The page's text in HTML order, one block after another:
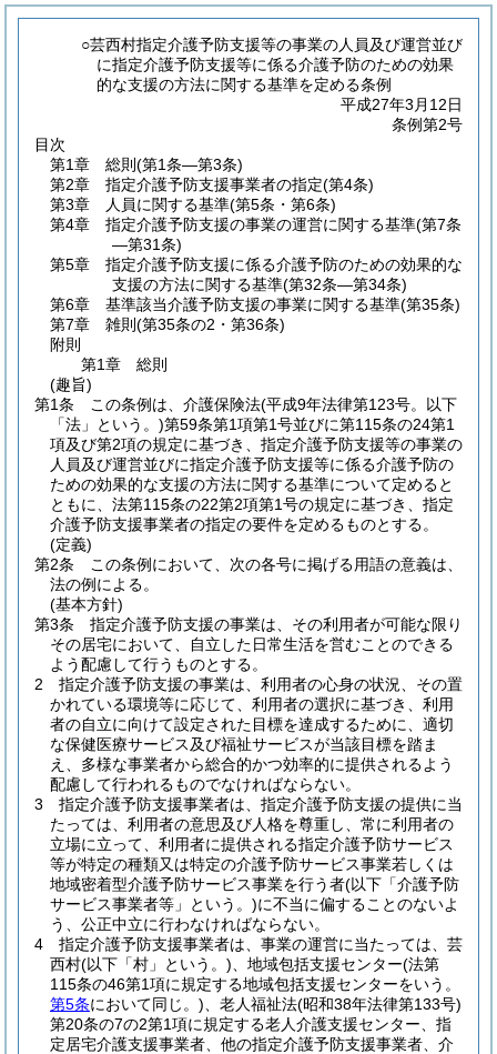
○芸西村指定介護予防支援等の事業の人員及び運営並び
に指定介護予防支援等に係る介護予防のための効果
的な支援の方法に関する基準を定める条例
平成27年3月12日
条例第2号
目次
第1章
総則 (第1条―第3条)
第2章
指定介護予防支援事業者の指定(第4条)
第3章
人員に関する基準(第5条・第6条)
第4章
指定介護予防支援の事業の運営に関する基準(第7条
―第31条)
第5章
指定介護予防支援に係る介護予防のための効果的な
支援の方法に関する基準(第32条―第34条)
第6章
基準該当介護予防支援の事業に関する基準(第35条)
第7章
雑則 (第35条の2・第36条)
附則
第1章
総則
(趣旨)
第1条
この条例は、介護保険法(平成9年法律第123号。以下
「法」という。)第59条第1項第1号並びに第115条の24第1
項及び第2項の規定に基づき、指定介護予防支援等の事業の
人員及び運営並びに指定介護予防支援等に係る介護予防の
ための効果的な支援の方法に関する基準について定めると
ともに、法第115条の22第2項第1号の規定に基づき、指定
介護予防支援事業者の指定の要件を定めるものとする。
(定義)
第2条
この条例において、次の各号に掲げる用語の意義は、
法の例による。
(基本方針)
第3条
指定介護予防支援の事業は、その利用者が可能な限り
その居宅において、自立した日常生活を営むことのできる
よう配慮して行うものとする。
2
指定介護予防支援の事業は、利用者の心身の状況、その置
かれている環境等に応じて、利用者の選択に基づき、利用
者の自立に向けて設定された目標を達成するために、適切
な保健医療サービス及び福祉サービスが当該目標を踏ま
え、多様な事業者から総合的かつ効率的に提供されるよう
配慮して行われるものでなければならない。
3
指定介護予防支援事業者は、指定介護予防支援の提供に当
たっては、利用者の意思及び人格を尊重し、常に利用者の
立場に立って、利用者に提供される指定介護予防サービス
等が特定の種類又は特定の介護予防サービス事業若しくは
地域密着型介護予防サービス事業を行う者(以下「介護予防
サービス事業者等」という。)に不当に偏することのないよ
う、公正中立に行わなければならない。
4
指定介護予防支援事業者は、事業の運営に当たっては、芸
西村(以下「村」という。) 、地域包括支援センター(法第
115条の46第1項に規定する地域包括支援センターをいう。
第5条において同じ。) 、老人福祉法(昭和38年法律第133号)
第20条の7の2第1項に規定する老人介護支援センター、指
定居宅介護支援事業者、他の指定介護予防支援事業者、介